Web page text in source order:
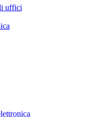
uffici